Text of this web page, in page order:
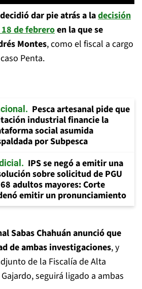
decidió dar pie atrás a ladecisión
de febreroen la que se
Montes, como el fiscal a cargo
Penta.
Pesca artesanal pide que
industrial financie la
social asumida
por Subpesca
IPS se negó a emitir una
sobre solicitud de PGU
adultos mayores: Corte
emitir un pronunciamiento
Sabas Chahuán anunció que
de ambas investigaciones, y
de la Fiscalía de Alta
seguirá ligado a ambas